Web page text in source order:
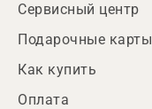
Сервисный центр
Подарочные карты
Как купить
Оплата